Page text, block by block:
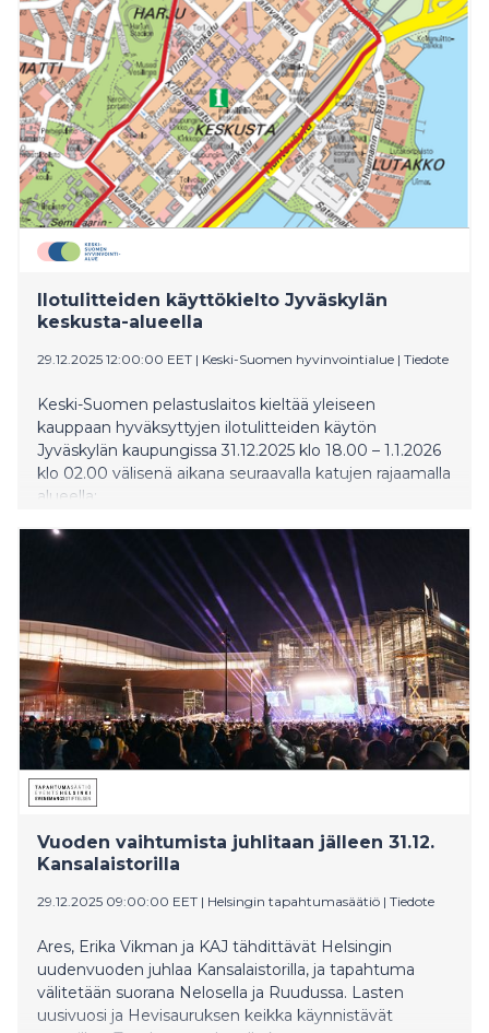
Ilotulitteiden käyttökielto Jyväskylän
keskusta-​alueella
29.12.2025 12:00:00 EET | Keski-Suomen hyvinvointialue | Tiedote
Keski-Suomen pelastuslaitos kieltää yleiseen
kauppaan hyväksyttyjen ilotulitteiden käytön
Jyväskylän kaupungissa 31.12.2025 klo 18.00 – 1.1.2026
klo 02.00 välisenä aikana seuraavalla katujen rajaamalla
alueella:
Vuoden vaihtumista juhlitaan jälleen 31.12.
Kansalaistorilla
29.12.2025 09:00:00 EET | Helsingin tapahtumasäätiö | Tiedote
Ares, Erika Vikman ja KAJ tähdittävät Helsingin
uudenvuoden juhlaa Kansalaistorilla, ja tapahtuma
välitetään suorana Nelosella ja Ruudussa. Lasten
uusivuosi ja Hevisauruksen keikka käynnistävät